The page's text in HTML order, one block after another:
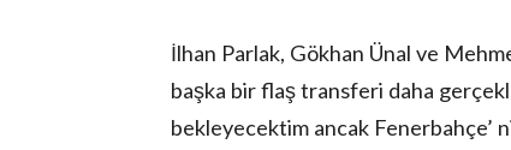
İlhan Parlak, Gökhan Ünal ve
başka bir flaş transferi daha
bekleyecektim ancak Fenerbahçe’